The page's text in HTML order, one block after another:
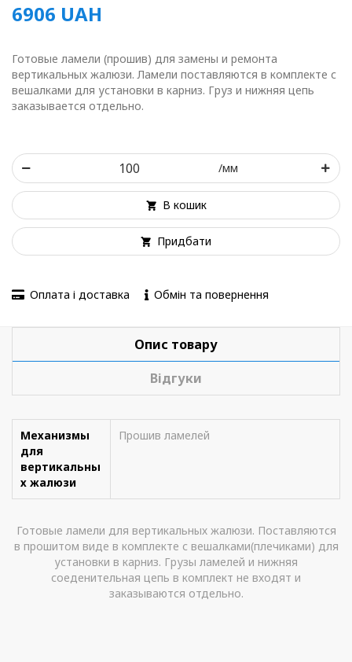
6906 UAH
Готовые ламели (прошив) для замены и ремонта
вертикальных жалюзи. Ламели поставляются в комплекте с
вешалками для установки в карниз. Груз и нижняя цепь
заказывается отдельно.
/мм
В кошик
Придбати
Оплата і доставка Обмін та повернення
Опис товару
Відгуки
Механизмы
для
вертикальны
х жалюзи
Прошив ламелей
Готовые ламели для вертикальных жалюзи. Поставляются
в прошитом виде в комплекте с вешалками(плечиками) для
установки в карниз. Грузы ламелей и нижняя
соеденительная цепь в комплект не входят и
заказываются отдельно.